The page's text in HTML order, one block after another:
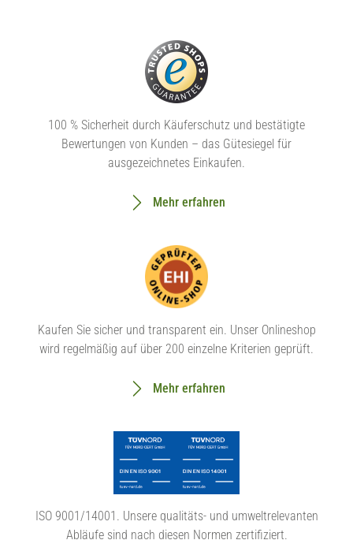
100 % Sicherheit durch Käuferschutz und bestätigte
Bewertungen von Kunden – das Gütesiegel für
ausgezeichnetes Einkaufen.
Mehr erfahren
Kaufen Sie sicher und transparent ein. Unser Onlineshop
wird regelmäßig auf über 200 einzelne Kriterien geprüft.
Mehr erfahren
ISO 9001/14001. Unsere qualitäts- und umweltrelevanten
Abläufe sind nach diesen Normen zertifiziert.